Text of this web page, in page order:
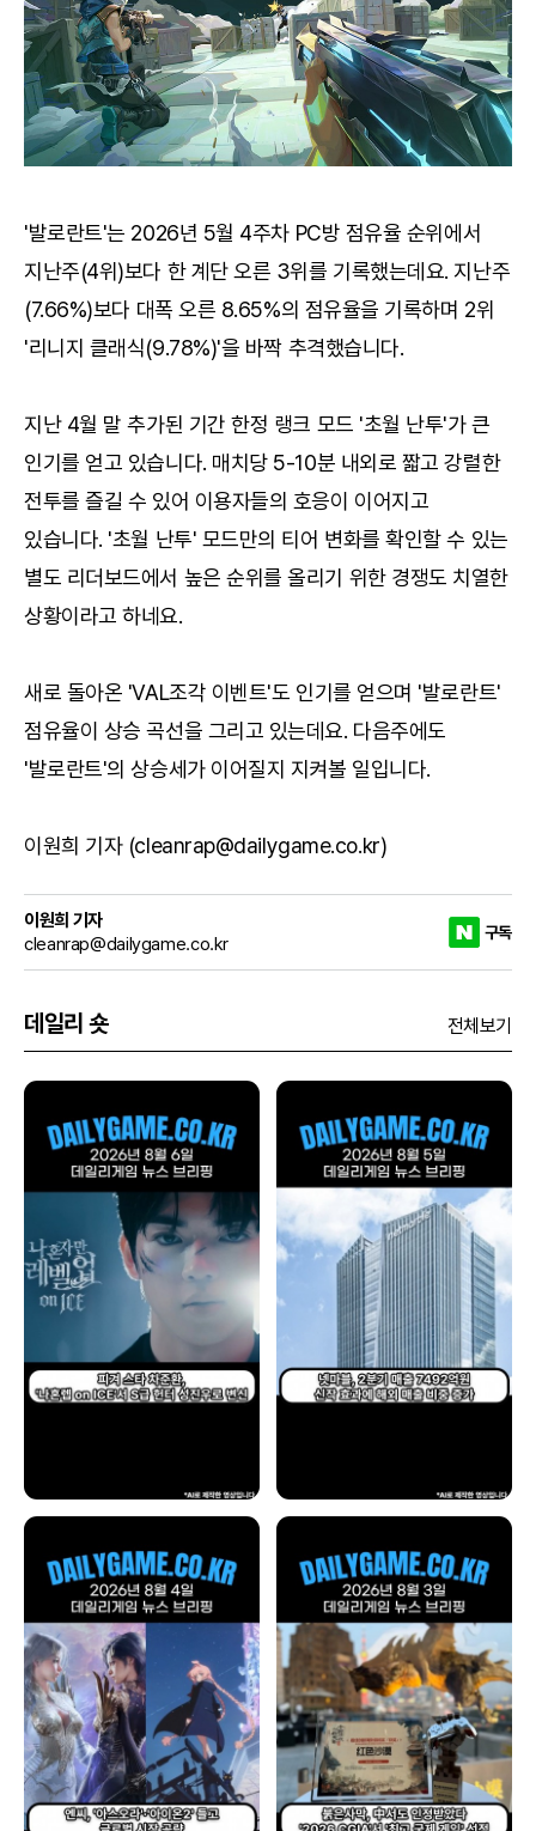
'발로란트'는 2026년 5월 4주차 PC방 점유율 순위에서
지난주(4위)보다 한 계단 오른 3위를 기록했는데요. 지난주
(7.66%)보다 대폭 오른 8.65%의 점유율을 기록하며 2위
'리니지 클래식(9.78%)'을 바짝 추격했습니다.
지난 4월 말 추가된 기간 한정 랭크 모드 '초월 난투'가 큰
인기를 얻고 있습니다. 매치당 5-10분 내외로 짧고 강렬한
전투를 즐길 수 있어 이용자들의 호응이 이어지고
있습니다. '초월 난투' 모드만의 티어 변화를 확인할 수 있는
별도 리더보드에서 높은 순위를 올리기 위한 경쟁도 치열한
상황이라고 하네요.
새로 돌아온 'VAL조각 이벤트'도 인기를 얻으며 '발로란트'
점유율이 상승 곡선을 그리고 있는데요. 다음주에도
'발로란트'의 상승세가 이어질지 지켜볼 일입니다.
이원희 기자 (cleanrap@dailygame.co.kr)
이원희 기자
cleanrap@dailygame.co.kr
구독
데일리 숏 전체보기